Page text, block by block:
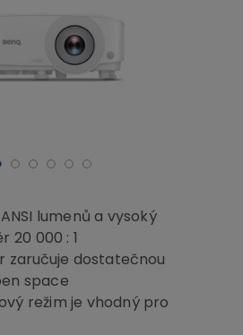
lumenů a vysoký
20 000 : 1
zaručuje dostatečnou
space
režim je vhodný pro